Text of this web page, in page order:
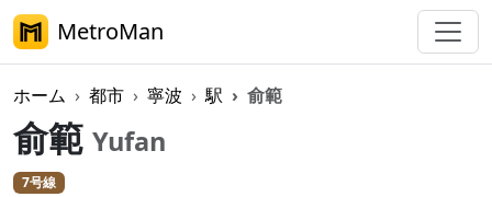
MetroMan
ホーム 都市 寧波 駅 俞範
俞範 Yufan
7号線